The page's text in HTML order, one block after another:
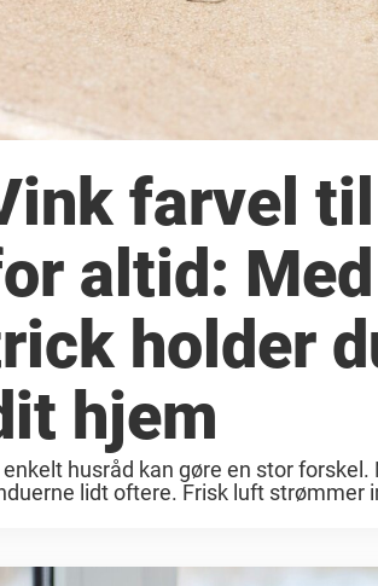
farvel
altid:
holder
hjem
enkelt husråd kan gøre en stor
lidt oftere. Frisk luft strømmer